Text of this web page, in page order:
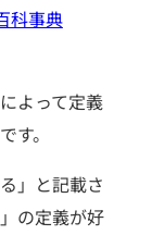
科事典
よって定義
す。
」と記載さ
の定義が好